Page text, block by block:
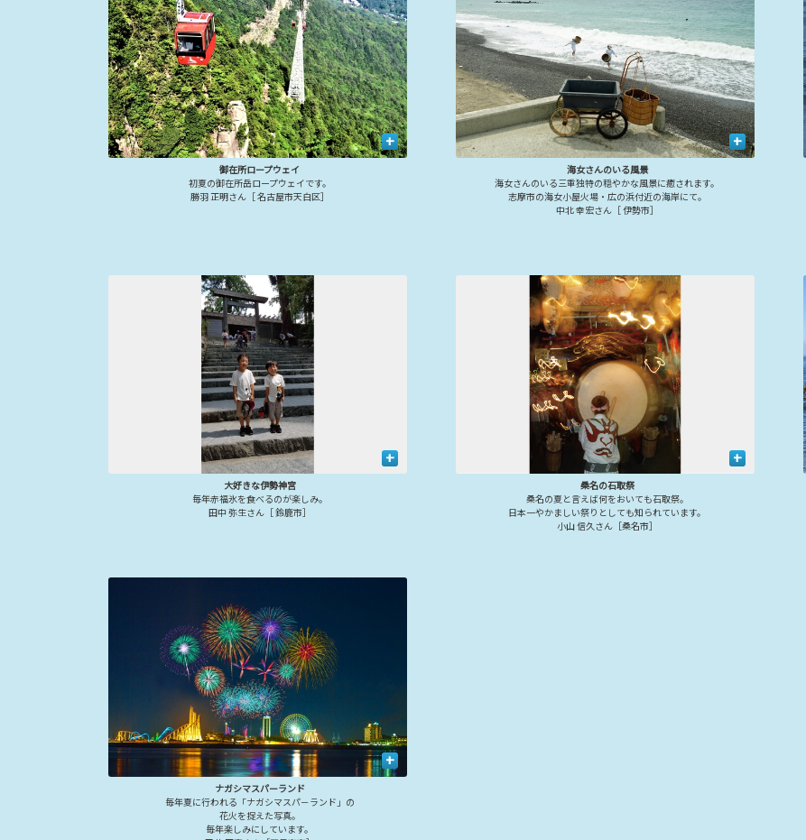
+
御在所ロープウェイ
初夏の御在所岳ロープウェイです。
勝羽 正明さん［ 名古屋市天白区］
+
海女さんのいる風景
海女さんのいる三重独特の穏やかな風景に癒されます。
志摩市の海女小屋火場・広の浜付近の海岸にて。
中北 幸宏さん［ 伊勢市］
+
大好きな伊勢神宮
毎年赤福氷を食べるのが楽しみ。
田中 弥生さん［ 鈴鹿市］
+
桑名の石取祭
桑名の夏と言えば何をおいても石取祭。
日本一やかましい祭りとしても知られています。
小山 信久さん［桑名市］
+
ナガシマスパーランド
毎年夏に行われる「ナガシマスパ－ランド」の
花火を捉えた写真。
毎年楽しみにしています。